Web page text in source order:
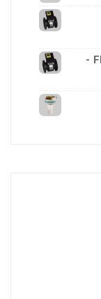
فلومتر الکترومغناطیسی برند FLUSSMAG -